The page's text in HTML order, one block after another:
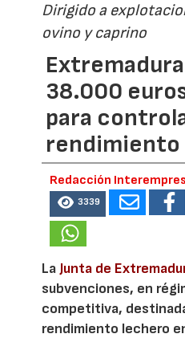
Dirigido a
ovino y caprino
38.000
para
rendimiento
Redacción
3339
La Junta de
subvenciones, en
competitiva,
rendimiento lechero